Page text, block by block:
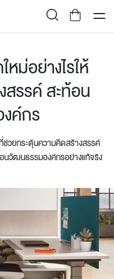
ม่อย่างไรให้
รรค์ สะท้อน
ค์กร
วยกระตุ้นความคิดสร้างสรรค์
วัฒนธรรมองค์กรอย่างแท้จริง